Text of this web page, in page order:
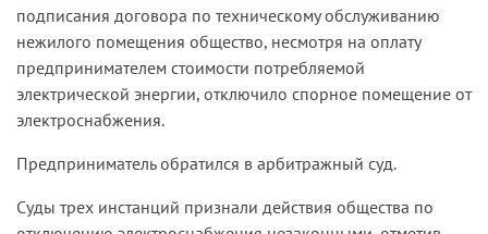
подписания договора по техническому обслуживанию
нежилого помещения общество, несмотря на оплату
предпринимателем стоимости потребляемой
электрической энергии, отключило спорное помещение от
электроснабжения.
Предприниматель обратился в арбитражный суд.
Суды трех инстанций признали действия общества по